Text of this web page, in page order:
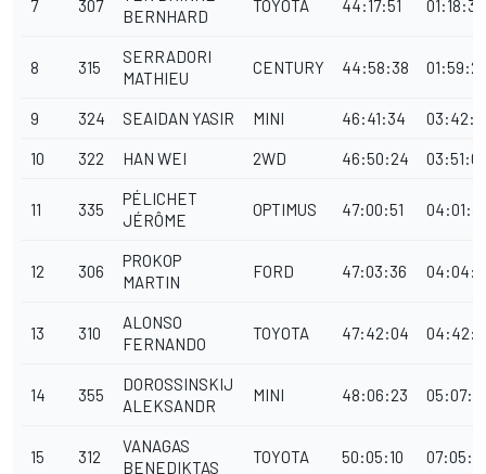
7 307
BERNHARD
TOYOTA 44:17:51 01:18:34
8 315
SERRADORI
MATHIEU
CENTURY 44:58:38 01:59:21
9 324 SEAIDAN YASIR MINI 46:41:34
10 322 HAN WEI 2WD 46:50:24 03:51:07
11 335
PÉLICHET
JÉRÔME
OPTIMUS 47:00:51
12 306
PROKOP
MARTIN
FORD 47:03:36
13 310
ALONSO
FERNANDO
TOYOTA 47:42:04
14 355
DOROSSINSKIJ
ALEKSANDR
MINI 48:06:23
15 312
VANAGAS
BENEDIKTAS
TOYOTA 50:05:10